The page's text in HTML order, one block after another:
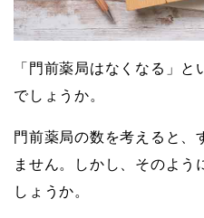
「門前薬局はなくなる」
でしょうか。
門前薬局の数を考えると、
ません。しかし、そのよ
しょうか。